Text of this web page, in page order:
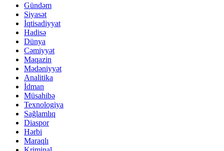
Gündəm
Siyasət
İqtisadiyyat
Hadisə
Dünya
Cəmiyyət
Maqazin
Mədəniyyət
Analitika
İdman
Müsahibə
Texnologiya
Sağlamlıq
Diaspor
Hərbi
Maraqlı